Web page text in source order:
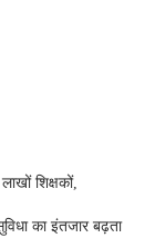
शिक्षकों,
का इंतजार बढ़ता